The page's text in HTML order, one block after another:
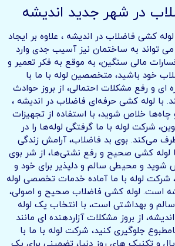
در شهر جدید اندیشه
کشی فاضلاب در اندیشه ، علاوه بر ایجاد
می تواند به ساختمان نیز آسیب جدی وارد
مالی سنگین، به موقع به فکر تعمیر و
خود باشید، متخصصین لوله با ما با
ای و رفع مشکلات احتمالی، از بروز حوادث
با لوله کشی حرفه‌ای فاضلاب در اندیشه ،
چاه‌ها خلاص شوید، با استفاده از تجهیزات
شرکت لوله با ما گرفتگی لوله‌ها را در
می‌کند. بوی بد فاضلاب، آرامش زندگی
لوله کشی صحیح و رفع نشتی‌ها، از شر بوی
شوید و محیطی سالم و دلپذیر برای خود و
شرکت لوله با ما آماده خدمات تخصصی لوله
است. لوله کشی فاضلاب صحیح و اصولی،
و بهداشتی است، با انتخاب یک لوله
از بروز مشکلات آزاردهنده ای مانند
جلوگیری کنید، شرکت لوله با ما با